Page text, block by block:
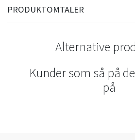
PRODUKTOMTALER
Alternative
Kunder som så på
på